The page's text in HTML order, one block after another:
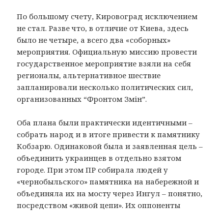
По большому счету, Кировоград исключением
не стал. Разве что, в отличие от Киева, здесь
было не четыре, а всего два «соборных»
мероприятия. Официальную миссию провести
государственное мероприятие взяли на себя
регионалы, альтернативное шествие
запланировали несколько политических сил,
организованных “Фронтом Змін”.
Оба плана были практически идентичными –
собрать народ и в итоге привести к памятнику
Кобзарю. Одинаковой была и заявленная цель –
объединить украинцев в отдельно взятом
городе. При этом ПР собирала людей у
«чернобыльского» памятника на набережной и
объединяла их на мосту через Ингул – понятно,
посредством «живой цепи». Их оппоненты